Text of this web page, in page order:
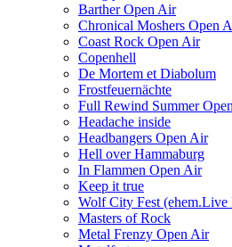
Barther Open Air
Chronical Moshers Open
Coast Rock Open Air
Copenhell
De Mortem et Diabolum
Frostfeuernächte
Full Rewind Summer
Headache inside
Headbangers Open Air
Hell over Hammaburg
In Flammen Open Air
Keep it true
Wolf City Fest
Masters of Rock
Metal Frenzy Open Air